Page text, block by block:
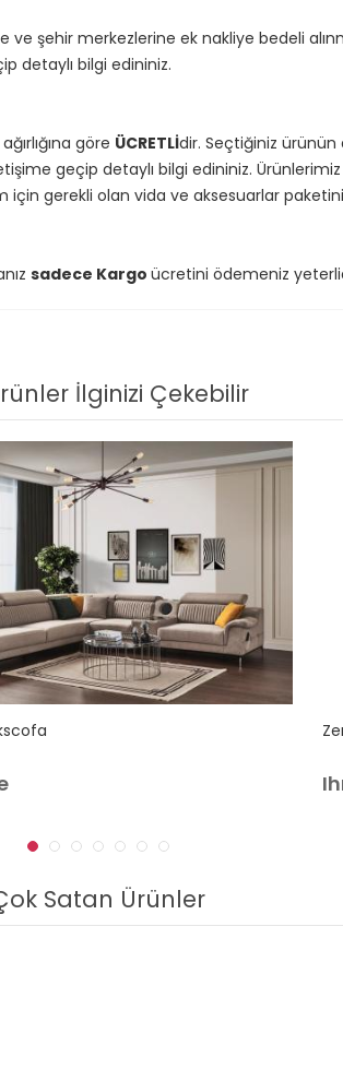
ve şehir merkezlerine ek nakliye bedeli
detaylı bilgi edininiz.
göre ÜCRETLİdir. Seçtiğiniz
geçip detaylı bilgi edininiz.
için gerekli olan vida ve aksesuarlar
sadece Kargo ücretini ödemeniz
İlginizi Çekebilir
Satan Ürünler